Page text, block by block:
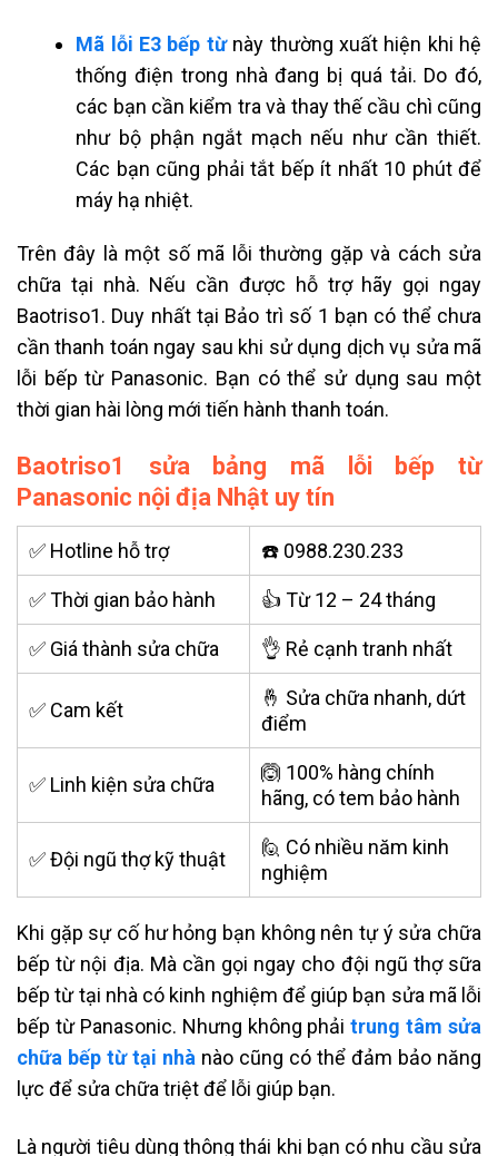
Mã lỗi E3 bếp từnày thường xuất hiện khi hệ
thống điện trong nhà đang bị quá tải. Do đó,
các bạn cần kiểm tra và thay thế cầu chì cũng
như bộ phận ngắt mạch nếu như cần thiết.
Các bạn cũng phải tắt bếp ít nhất 10 phút để
máy hạ nhiệt.
Trên đây là một số mã lỗi thường gặp và cách sửa
chữa tại nhà. Nếu cần được hỗ trợ hãy gọi ngay
Baotriso1. Duy nhất tại Bảo trì số 1 bạn có thể chưa
cần thanh toán ngay sau khi sử dụng dịch vụ sửa mã
lỗi bếp từ Panasonic. Bạn có thể sử dụng sau một
thời gian hài lòng mới tiến hành thanh toán.
Baotriso1 sửa bảng mã lỗi bếp từ
Panasonic nội địa Nhật uy tín
✅ Hotline hỗ trợ ☎️ 0988.230.233
✅ Thời gian bảo hành 👍 Từ 12 – 24 tháng
✅ Giá thành sửa chữa 👌 Rẻ cạnh tranh nhất
✅ Cam kết
🤞 Sửa chữa nhanh, dứt
điểm
✅ Linh kiện sửa chữa
🙆 100% hàng chính
hãng, có tem bảo hành
✅ Đội ngũ thợ kỹ thuật
🙋 Có nhiều năm kinh
nghiệm
Khi gặp sự cố hư hỏng bạn không nên tự ý sửa chữa
bếp từ nội địa. Mà cần gọi ngay cho đội ngũ thợ sữa
bếp từ tại nhà có kinh nghiệm để giúp bạn sửa mã lỗi
bếp từ Panasonic. Nhưng không phảitrung tâm sửa
chữa bếp từ tại nhà nào cũng có thể đảm bảo năng
lực để sửa chữa triệt để lỗi giúp bạn.
Là người tiêu dùng thông thái khi bạn có nhu cầu sửa